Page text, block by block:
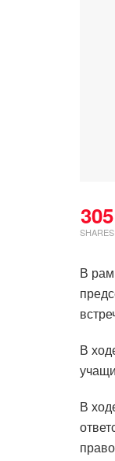
305
SHARES
В
В
В